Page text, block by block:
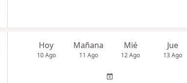
Hoy
10 Ago
Mañana
11 Ago
Mié
12 Ago
Jue
13 Ago